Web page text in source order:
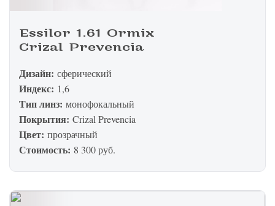
Essilor 1.61 Ormix
Crizal Prevencia
Дизайн: сферический
Индекс: 1,6
Тип линз: монофокальный
Покрытия: Crizal Prevencia
Цвет: прозрачный
Стоимость: 8 300 руб.